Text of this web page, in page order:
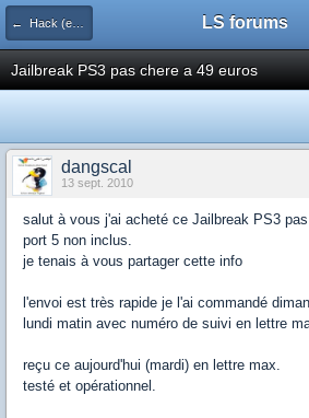
← Hack (exploits, homebrews...) LS forums
Jailbreak PS3 pas chere a 49 euros
dangscal
13 sept. 2010
salut à vous j'ai acheté ce Jailbreak PS3
port 5 non inclus.
je tenais à vous partager cette info
l'envoi est très rapide je l'ai commandé
lundi matin avec numéro de suivi en lettre
reçu ce aujourd'hui (mardi) en lettre max.
testé et opérationnel.